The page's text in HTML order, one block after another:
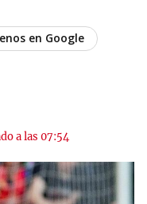
a las 07:54
en Google